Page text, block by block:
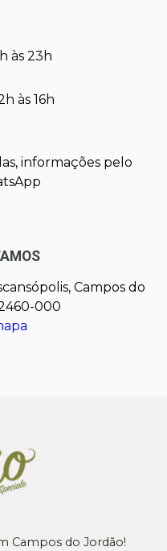
às 23h
às 16h
informações pelo
Campos do
000
Campos do Jordão!